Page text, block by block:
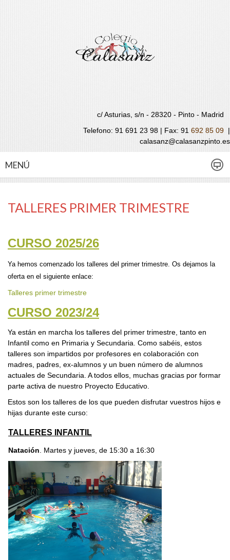
c/ Asturias, s/n - 28320 - Pinto - Madrid
Telefono: 91 691 23 98 | Fax: 91 692 85 09 |
calasanz@calasanzpinto.es
MENÚ
TALLERES PRIMER TRIMESTRE
CURSO 2025/26
Ya hemos comenzado los talleres del primer trimestre. Os dejamos la
oferta en el siguiente enlace:
Talleres primer trimestre
CURSO 2023/24
Ya están en marcha los talleres del primer trimestre, tanto en
Infantil como en Primaria y Secundaria. Como sabéis, estos
talleres son impartidos por profesores en colaboración con
madres, padres, ex-alumnos y un buen número de alumnos
actuales de Secundaria. A todos ellos, muchas gracias por formar
parte activa de nuestro Proyecto Educativo.
Estos son los talleres de los que pueden disfrutar vuestros hijos e
hijas durante este curso:
TALLERES INFANTIL
Natación . Martes y jueves, de 15:30 a 16:30